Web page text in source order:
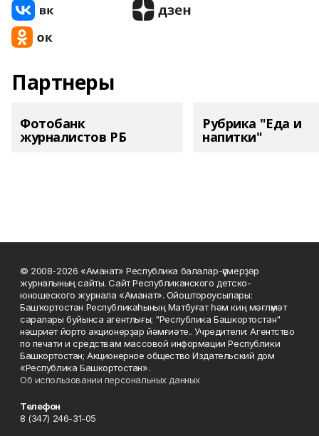
Партнеры
Фотобанк
журналистов РБ
Рубрика "Еда и
напитки"
© 2008-2026 «Аманат» Республика балалар-үҫмерҙәр
журналының сайты. Сайт Республиканского детско-
юношеского журнала «Аманат». Ойоштороусылары:
Башҡортостан Республикаһының Матбуғат һәм киң мәғлүмәт
саралары буйынса агентлығы; "Республика Башкортостан"
нәшриәт йорто акционерҙар йәмғиәте.. Учредители: Агентство
по печати и средствам массовой информации Республики
Башкортостан; Акционерное общество Издательский дом
«Республика Башкортостан».
Об использовании персональных данных
Телефон
8 (347) 246-31-05